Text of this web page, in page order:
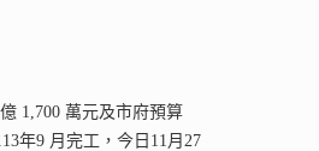
1,700 萬元及市府預算
年9 月完工，今日11月27